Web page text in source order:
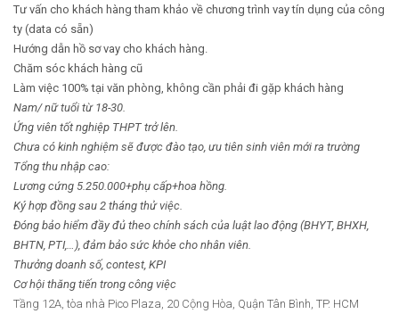
Tư vấn cho khách hàng tham khảo về chương trình vay tín dụng của công
ty (data có sẵn)
Hướng dẫn hồ sơ vay cho khách hàng.
Chăm sóc khách hàng cũ
Làm việc 100% tại văn phòng, không cần phải đi gặp khách hàng
Nam/ nữ tuổi từ 18-30.
Ứng viên tốt nghiệp THPT trở lên.
Chưa có kinh nghiệm sẽ được đào tạo, ưu tiên sinh viên mới ra trường
Tổng thu nhập cao:
Lương cứng 5.250.000+phụ cấp+hoa hồng.
Ký hợp đồng sau 2 tháng thử việc.
Đóng bảo hiểm đầy đủ theo chính sách của luật lao động (BHYT, BHXH,
BHTN, PTI,…), đảm bảo sức khỏe cho nhân viên.
Thưởng doanh số, contest, KPI
Cơ hội thăng tiến trong công việc
Tầng 12A, tòa nhà Pico Plaza, 20 Cộng Hòa, Quận Tân Bình, TP. HCM